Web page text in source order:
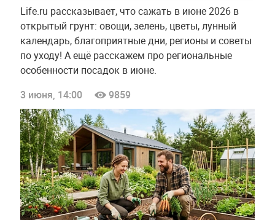
Life.ru рассказывает, что сажать в июне 2026 в
открытый грунт: овощи, зелень, цветы, лунный
календарь, благоприятные дни, регионы и советы
по уходу! А ещё расскажем про региональные
особенности посадок в июне.
3 июня, 14:00
9859